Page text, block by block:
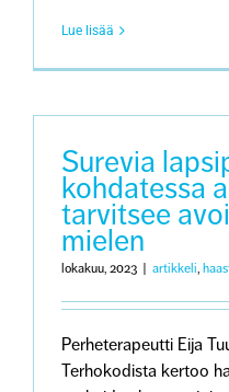
Lue lisää
Surevia
kohdatessa
tarvitsee
mielen
lokakuu, 2023 artikkeli,
Perheterapeutti Eija
Terhokodista kertoo